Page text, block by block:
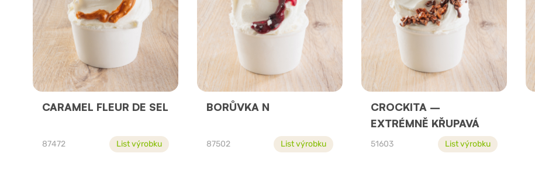
CARAMEL FLEUR DE SEL
87472 List výrobku
BORŮVKA N
87502 List výrobku
CROCKITA –
EXTRÉMNĚ KŘUPAVÁ
51603 List výrobku